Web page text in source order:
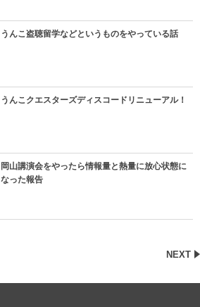
うんこ盗聴留学などというものをやっている話
うんこクエスターズディスコードリニューアル！
岡山講演会をやったら情報量と熱量に放心状態に
なった報告
NEXT